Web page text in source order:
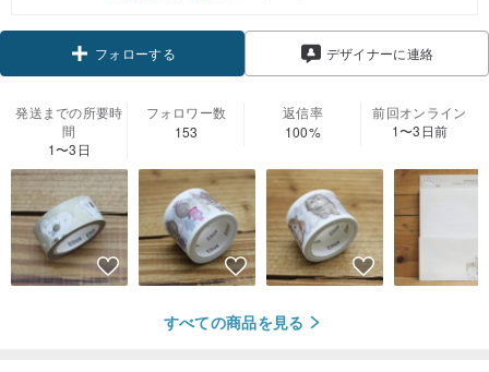
フォローする デザイナーに連絡
発送までの所要時
間
1〜3日
フォロワー数
153
返信率
100%
前回オンライン
1〜3日前
すべての商品を見る